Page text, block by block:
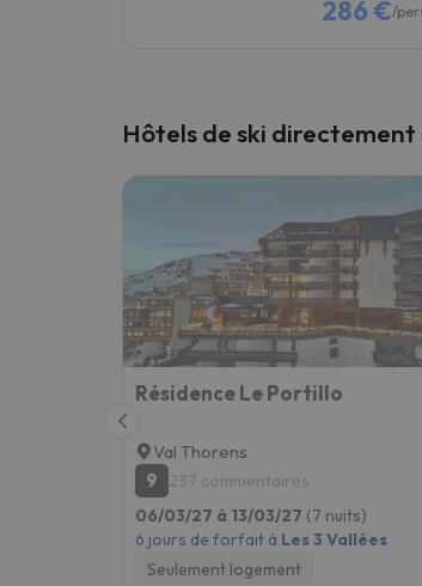
286 €/
Hôtels de ski directement
Résidence Le Portillo
Val Thorens
9
237 commentaires
06/03/27 à 13/03/27 (7 nuits)
6 jours de forfait à Les 3 Vallées
Seulement logement